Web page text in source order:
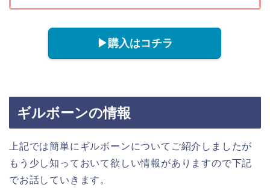
▶︎購入はコチラ
ギルボーンの情報
上記では簡単にギルボーンについてご紹介しましたが
もう少し知っておいて欲しい情報がありますので下記
でお話していきます。